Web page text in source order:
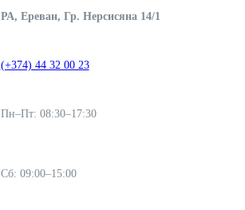
РА, Ереван, Гр. Нерсисяна 14/1
(+374) 44 32 00 23
Пн–Пт: 08:30–17:30
Сб: 09:00–15:00